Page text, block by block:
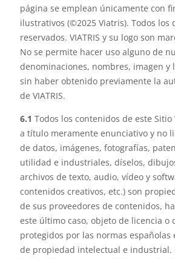
página se emplean únicamente con
ilustrativos (©2025 Viatris). Todos los
reservados. VIATRIS y su logo son
No se permite hacer uso alguno de
denominaciones, nombres, imagen y
sin haber obtenido previamente la
de VIATRIS.
6.1 Todos los contenidos de este
a título meramente enunciativo y no
de datos, imágenes, fotografías,
utilidad e industriales, díselos,
archivos de texto, audio, vídeo y
contenidos creativos, etc.) son
de sus proveedores de contenidos,
este último caso, objeto de licencia o
protegidos por las normas españolas
de propiedad intelectual e industrial.